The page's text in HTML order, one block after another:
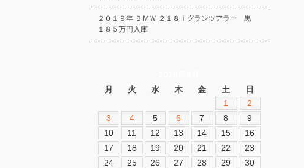
２０１９年 ＢＭＷ ２１８ｉグランツアラー 黒
１８５万円入庫
月
火 水 木 金 土
日
1
2
3
4 5 6 7 8
9
10
11 12 13 14 15
16
17
18 19 20 21 22
23
24
25 26 27 28 29
30